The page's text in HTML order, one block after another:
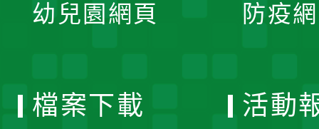
幼兒園網頁 防疫
檔案下載 活動